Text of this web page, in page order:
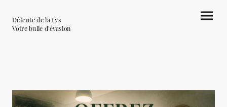
Détente de la Lys
Votre bulle d'évasion